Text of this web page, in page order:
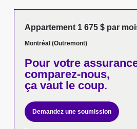
Appartement 1 675 $ par
Montréal (Outremont)
Pour votre
comparez-nous,
ça vaut le coup.
Demandez une soumission